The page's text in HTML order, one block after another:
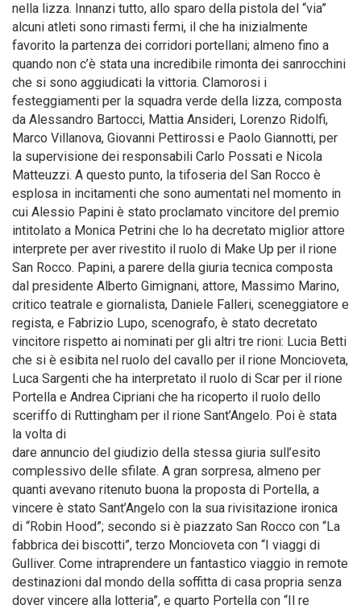
nella lizza. Innanzi tutto, allo sparo della pistola del “via”
alcuni atleti sono rimasti fermi, il che ha inizialmente
favorito la partenza dei corridori portellani; almeno fino a
quando non c’è stata una incredibile rimonta dei sanrocchini
che si sono aggiudicati la vittoria. Clamorosi i
festeggiamenti per la squadra verde della lizza, composta
da Alessandro Bartocci, Mattia Ansideri, Lorenzo Ridolfi,
Marco Villanova, Giovanni Pettirossi e Paolo Giannotti, per
la supervisione dei responsabili Carlo Possati e Nicola
Matteuzzi. A questo punto, la tifoseria del San Rocco è
esplosa in incitamenti che sono aumentati nel momento in
cui Alessio Papini è stato proclamato vincitore del premio
intitolato a Monica Petrini che lo ha decretato miglior attore
interprete per aver rivestito il ruolo di Make Up per il rione
San Rocco. Papini, a parere della giuria tecnica composta
dal presidente Alberto Gimignani, attore, Massimo Marino,
critico teatrale e giornalista, Daniele Falleri, sceneggiatore e
regista, e Fabrizio Lupo, scenografo, è stato decretato
vincitore rispetto ai nominati per gli altri tre rioni: Lucia Betti
che si è esibita nel ruolo del cavallo per il rione Moncioveta,
Luca Sargenti che ha interpretato il ruolo di Scar per il rione
Portella e Andrea Cipriani che ha ricoperto il ruolo dello
sceriffo di Ruttingham per il rione Sant’Angelo. Poi è stata
la volta di
dare annuncio del giudizio della stessa giuria sull’esito
complessivo delle sfilate. A gran sorpresa, almeno per
quanti avevano ritenuto buona la proposta di Portella, a
vincere è stato Sant’Angelo con la sua rivisitazione ironica
di “Robin Hood”; secondo si è piazzato San Rocco con “La
fabbrica dei biscotti”, terzo Moncioveta con “I viaggi di
Gulliver. Come intraprendere un fantastico viaggio in remote
destinazioni dal mondo della soffitta di casa propria senza
dover vincere alla lotteria”, e quarto Portella con “Il re